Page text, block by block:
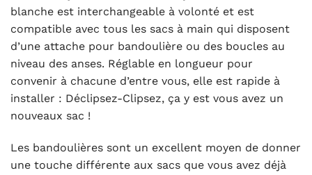
blanche est interchangeable à volonté et est
compatible avec tous les sacs à main qui disposent
d’une attache pour bandoulière ou des boucles au
niveau des anses. Réglable en longueur pour
convenir à chacune d’entre vous, elle est rapide à
installer : Déclipsez-Clipsez, ça y est vous avez un
nouveaux sac !
Les bandoulières sont un excellent moyen de donner
une touche différente aux sacs que vous avez déjà